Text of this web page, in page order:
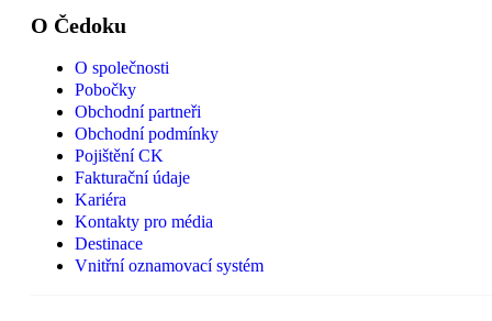
O Čedoku
O společnosti
Pobočky
Obchodní partneři
Obchodní podmínky
Pojištění CK
Fakturační údaje
Kariéra
Kontakty pro média
Destinace
Vnitřní oznamovací systém